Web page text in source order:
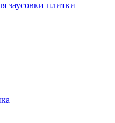
заусовки плитки